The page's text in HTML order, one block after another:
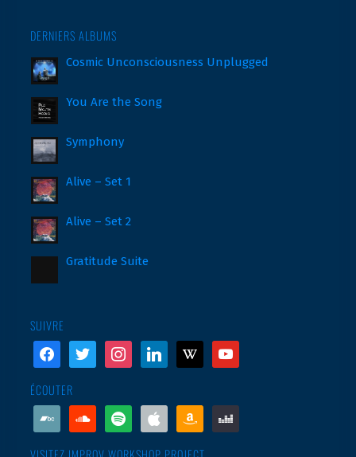
DERNIERS ALBUMS
Cosmic Unconsciousness Unplugged
You Are the Song
Symphony
Alive – Set 1
Alive – Set 2
Gratitude Suite
SUIVRE
facebooktwitter instagramlinkedinwikipediayoutube
ÉCOUTER
bandcampsoundcloud
spotify apple amazondeezer